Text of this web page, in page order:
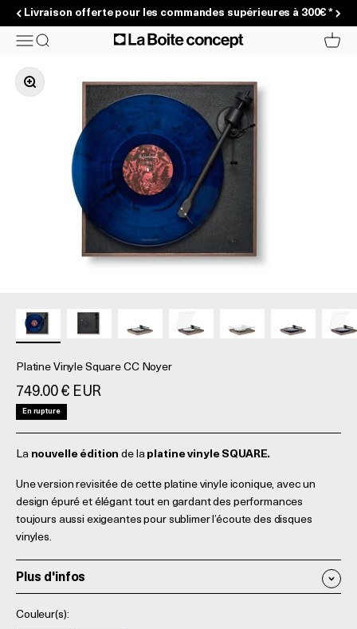
Passer au contenu
Livraison offerte pour les commandes supérieures à 300€ *
MenuRecherche La Boite concept Panier
Zoomer sur l'image
Platine Vinyle Square CC Noyer
Prix de vente
749.00 € EUR
En rupture
La nouvelle édition de la platine vinyle SQUARE.
Une version revisitée de cette platine vinyle iconique, avec un
design épuré et élégant tout en gardant des performances
toujours aussi exigeantes pour sublimer l’écoute des disques
vinyles.
Plus d'infos
Couleur(s):